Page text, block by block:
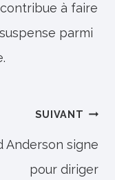
à faire
parmi
SUIVANT
Anderson signe
pour diriger